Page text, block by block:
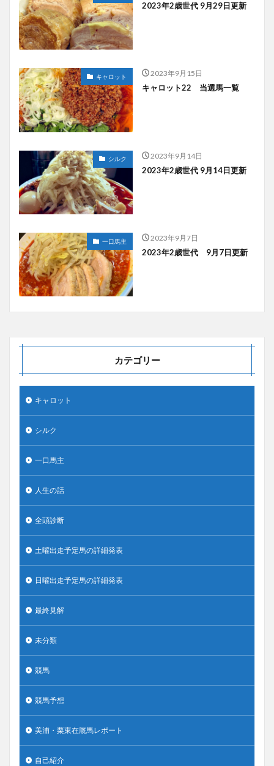
2023年2歳世代 9月29日更新
キャロット 2023年9月15日
キャロット22 当選馬一覧
シルク 2023年9月14日
2023年2歳世代 9月14日更新
一口馬主 2023年9月7日
2023年2歳世代 9月7日更新
カテゴリー
キャロット
シルク
一口馬主
人生の話
全頭診断
土曜出走予定馬の詳細発表
日曜出走予定馬の詳細発表
最終見解
未分類
競馬
競馬予想
美浦・栗東在厩馬レポート
自己紹介